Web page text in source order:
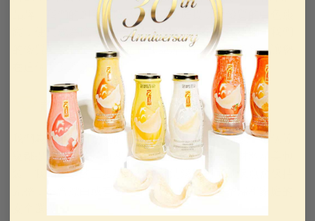
品牌。我們的創新團隊致力於為家庭提供最優質的白色燕
窩，使其成為節日期間送給妻子或媽媽的完美禮物。我們
的優質產品在全美各大超市和亞洲專賣店都有販售，讓您
在這個聖誕節放心購買。
超優質天然燕窩
我們為提供超出預期的超優質白燕窩而感到自豪。每個等
級都提供卓越的味道和質地，並採用豪華保護材料精美包
裝。我們專有的三步驟傳統手部清潔技術可確保燕窩保持
完整，不含漂白或有害化學物質，使其成為孕婦和家庭的